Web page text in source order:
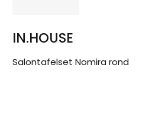
IN.HOUSE
Salontafelset Nomira rond